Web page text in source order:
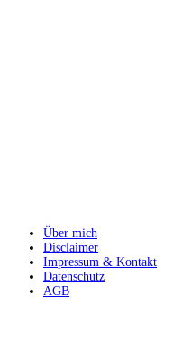
Über mich
Disclaimer
Impressum & Kontakt
Datenschutz
AGB